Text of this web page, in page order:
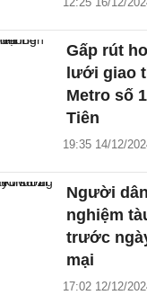
Gấp rút
lưới giao
Metro số
Tiên
19:35 14/12/
Người
nghiệm
trước
mại
17:02 12/12/